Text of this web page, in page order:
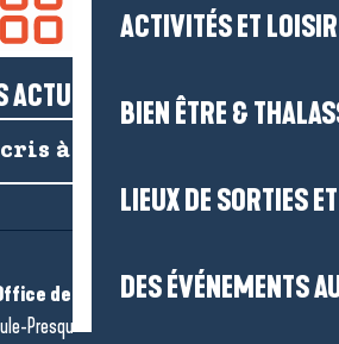
ACTIVITÉS ET
BIEN ÊTRE &
LIEUX DE SORTIES
DES ÉVÉNEMENTS
ACTUS SALÉES !
à la newsletter
de tourisme
Presqu’île de Guérande